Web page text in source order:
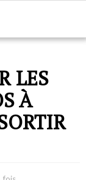
LES
À